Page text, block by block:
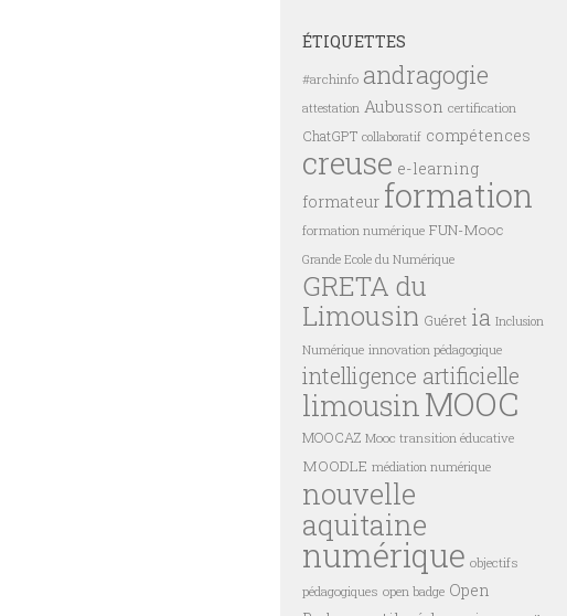
ÉTIQUETTES
#archinfo andragogie
attestation Aubusson certification
ChatGPT collaboratif compétences
creuse e-learning
formateur formation
formation numérique FUN-Mooc
Grande Ecole du Numérique
GRETA du
Limousin Guéret ia Inclusion
Numérique innovation pédagogique
intelligence artificielle
limousin MOOC
MOOCAZ Mooc transition éducative
MOODLE médiation numérique
nouvelle
aquitaine
numérique objectifs
pédagogiques open badge Open